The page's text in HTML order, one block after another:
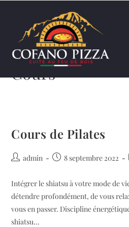
Cours
Cours de Pilates
admin 8 septembre 2022
Intégrer le shiatsu à votre mode de
détendre profondément, de vous
vous en passer. Discipline
shiatsu…